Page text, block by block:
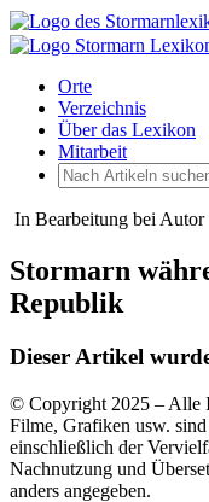
Orte
Verzeichnis
Über das Lexikon
Mitarbeit
In Bearbeitung bei Autor
Stormarn
Republik
Dieser Artikel
© Copyright 2025 – Alle
Filme, Grafiken usw.
einschließlich der
Nachnutzung und
anders angegeben.